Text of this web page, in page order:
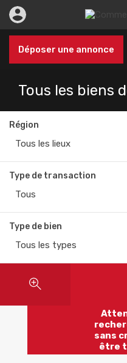
Déposer une annonce
Tous les biens
Région
Tous les lieux
Type de transaction
Tous
Type de bien
Tous les types
sans
être